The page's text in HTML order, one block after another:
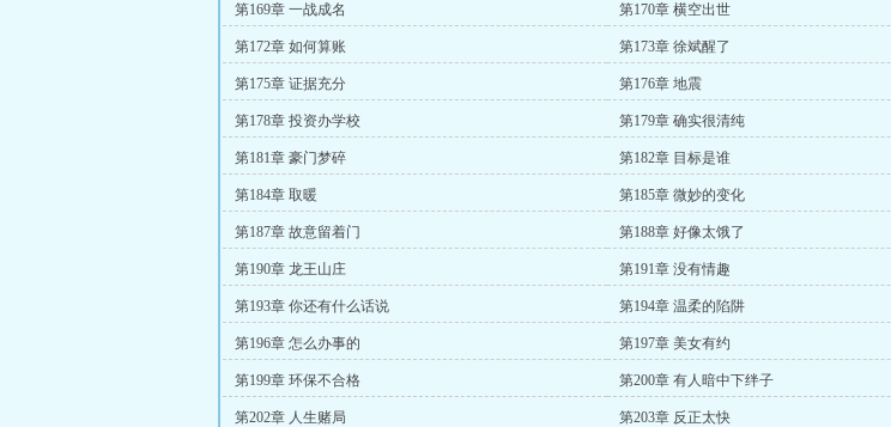
第169章 一战成名 第170章 横空出世
第172章 如何算账 第173章 徐斌醒了
第175章 证据充分 第176章 地震
第178章 投资办学校 第179章 确实很清纯
第181章 豪门梦碎 第182章 目标是谁
第184章 取暖 第185章 微妙的变化
第187章 故意留着门 第188章 好像太饿了
第190章 龙王山庄 第191章 没有情趣
第193章 你还有什么话说 第194章 温柔的陷阱
第196章 怎么办事的 第197章 美女有约
第199章 环保不合格 第200章 有人暗中下绊子
第202章 人生赌局 第203章 反正太快